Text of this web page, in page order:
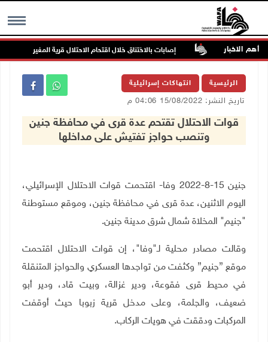
MENU أهم الاخبار
بالخطر إصابات بالاختناق خلال اقتحام الاحتلال قرية المغير
الرئيسية انتهاكات إسرائيلية
تاريخ النشر: 15/08/2022 04:06 م
قوات الاحتلال تقتحم عدة قرى في محافظة جنين
وتنصب حواجز تفتيش على مداخلها
جنين 15-8-2022 وفا- اقتحمت قوات الاحتلال الإسرائيلي،
اليوم الاثنين، عدة قرى في محافظة جنين، وموقع مستوطنة
"جنيم" المخلاة شمال شرق مدينة جنين.
وقالت مصادر محلية لـ"وفا"، إن قوات الاحتلال اقتحمت
موقع ”جنيم” وكثفت من تواجدها العسكري والحواجز المتنقلة
في محيط قرى فقوعة، ودير غزالة، وبيت قاد، ودير أبو
ضعيف، والجلمة، وعلى مدخل قرية زبوبا حيث أوقفت
المركبات ودققت في هويات الركاب.